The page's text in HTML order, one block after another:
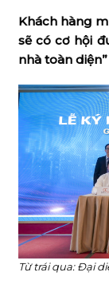
Khách hàng
sẽ có cơ hội
nhà toàn
Từ trái qua: Đại